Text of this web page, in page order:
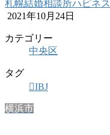
札幌結婚相談所ハピネス
2021年10月24日
カテゴリー
中央区
タグ
IBJ
横浜市